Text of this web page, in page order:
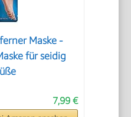
Maske -
für seidig
7,99 €